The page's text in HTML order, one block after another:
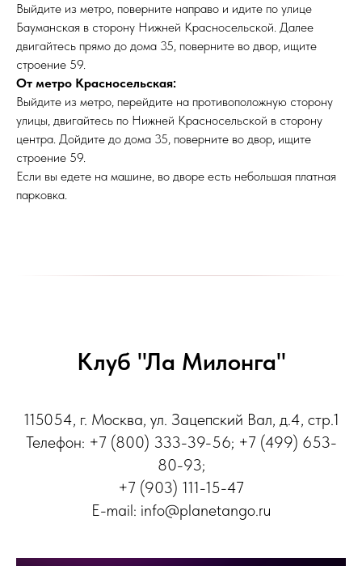
Выйдите из метро, поверните направо и идите по улице
Бауманская в сторону Нижней Красносельской. Далее
двигайтесь прямо до дома 35, поверните во двор, ищите
строение 59.
От метро Красносельская:
Выйдите из метро, перейдите на противоположную сторону
улицы, двигайтесь по Нижней Красносельской в сторону
центра. Дойдите до дома 35, поверните во двор, ищите
строение 59.
Если вы едете на машине, во дворе есть небольшая платная
парковка.
Клуб "Ла Милонга"
115054, г. Москва, ул. Зацепский Вал, д.4, стр.1
Телефон: +7 (800) 333-39-56; +7 (499) 653-
80-93;
+7 (903) 111-15-47
E-mail: info@planetango.ru